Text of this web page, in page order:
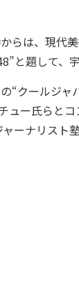
らは、現代
と題して、
“クールジ
ュー氏らと
ーナリスト